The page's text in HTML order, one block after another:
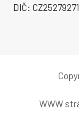
DIČ: CZ25279271
WWW